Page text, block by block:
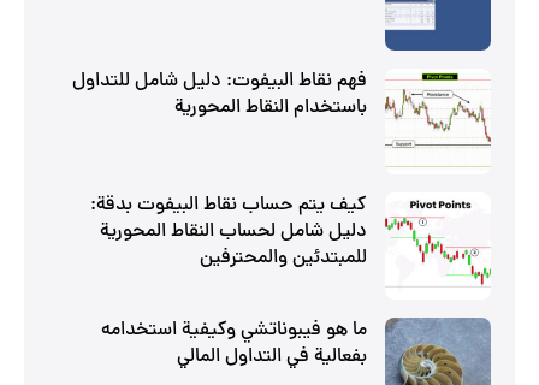
فهم نقاط البيفوت: دليل شامل للتداول
باستخدام النقاط المحورية
كيف يتم حساب نقاط البيفوت بدقة:
دليل شامل لحساب النقاط المحورية
للمبتدئين والمحترفين
ما هو فيبوناتشي وكيفية استخدامه
بفعالية في التداول المالي